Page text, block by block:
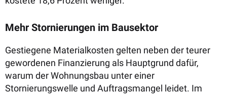
Mehr Stornierungen im Bausektor
Gestiegene Materialkosten gelten neben der teurer
gewordenen Finanzierung als Hauptgrund dafür,
warum der Wohnungsbau unter einer
Stornierungswelle und Auftragsmangel leidet. Im